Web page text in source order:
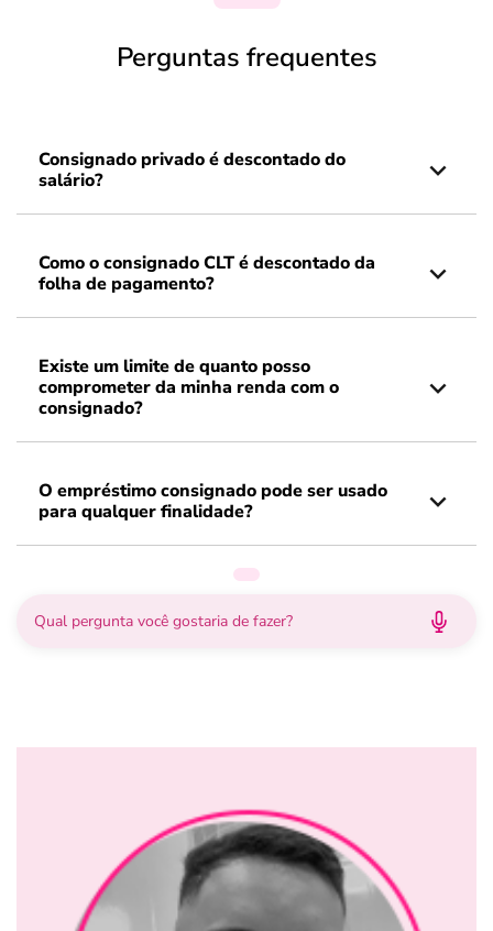
Perguntas frequentes
Consignado privado é descontado do
salário?
Como o consignado CLT é descontado da
folha de pagamento?
Existe um limite de quanto posso
comprometer da minha renda com o
consignado?
O empréstimo consignado pode ser usado
para qualquer finalidade?